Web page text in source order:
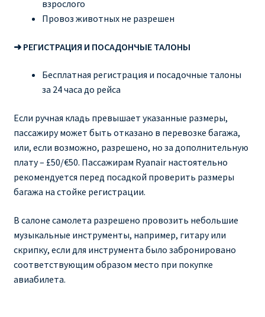
взрослого
Провоз животных не разрешен
➜ РЕГИСТРАЦИЯ И ПОСАДОНЧЫЕ ТАЛОНЫ
Бесплатная регистрация и посадочные талоны
за 24 часа до рейса
Если ручная кладь превышает указанные размеры,
пассажиру может быть отказано в перевозке багажа,
или, если возможно, разрешено, но за дополнительную
плату – £50/€50. Пассажирам Ryanair настоятельно
рекомендуется перед посадкой проверить размеры
багажа на стойке регистрации.
В салоне самолета разрешено провозить небольшие
музыкальные инструменты, например, гитару или
скрипку, если для инструмента было забронировано
соответствующим образом место при покупке
авиабилета.